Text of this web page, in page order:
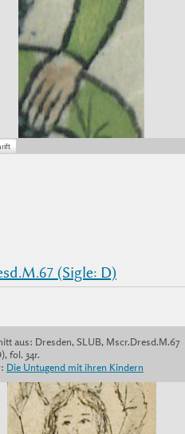
(Sigle: D)
aus: Dresden, SLUB, Mscr.Dresd.M.67
fol. 34r.
Die Untugend mit ihren Kindern